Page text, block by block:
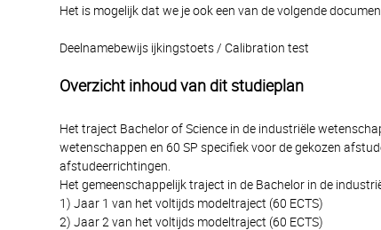
Het is mogelijk dat we je ook een van de volgende
Deelnamebewijs ijkingstoets / Calibration test
Overzicht inhoud van dit studieplan
Het traject Bachelor of Science in de industriële
wetenschappen en 60 SP specifiek voor de gekozen
afstudeerrichtingen.
Het gemeenschappelijk traject in de Bachelor in de
1) Jaar 1 van het voltijds modeltraject (60 ECTS)
2) Jaar 2 van het voltijds modeltraject (60 ECTS)